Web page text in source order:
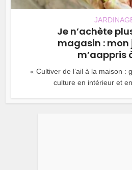
Je n’achète
magasin :
m’aappris
« Cultiver de l’ail à la maison :
culture en intérieur et en